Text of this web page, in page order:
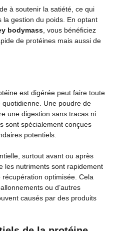
à soutenir la satiété, ce qui
la gestion du poids. En optant
bodymass , vous bénéficiez
de protéines mais aussi de
est digérée peut faire toute
Une poudre de
une digestion sans tracas ni
sont spécialement conçues
potentiels.
surtout avant ou après
les nutriments sont rapidement
optimisée. Cela
ou d’autres
causés par des produits